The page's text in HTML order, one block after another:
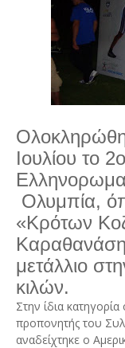
Ιουλίου το
Ολυμπία,
«Κρότων
μετάλλιο
κιλών.
Στην ίδια
προπονητής του
αναδείχτηκε ο